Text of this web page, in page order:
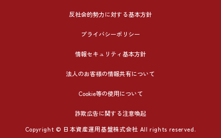
反社会的勢力に対する基本方針
プライバシーポリシー
情報セキュリティ基本方針
法人のお客様の情報共有について
Cookie等の使用について
詐欺広告に関する注意喚起
Copyright © 日本資産運用基盤株式会社 All rights reserved.